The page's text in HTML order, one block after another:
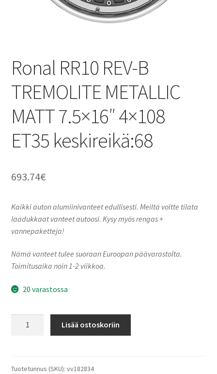
Ronal RR10 REV-B
TREMOLITE METALLIC
MATT 7.5×16″ 4×108
ET35 keskireikä:68
693.74€
Kaikki auton alumiinivanteet edullisesti. Meiltä voitte tilata
laadukkaat vanteet autoosi. Kysy myös rengas +
vannepaketteja!
Nämä vanteet tulee suoraan Euroopan päävarastolta.
Toimitusaika noin 1-2 viikkoa.
20 varastossa
TREMOLITE
Lisää ostoskoriin
Tuotetunnus (SKU): vv182834